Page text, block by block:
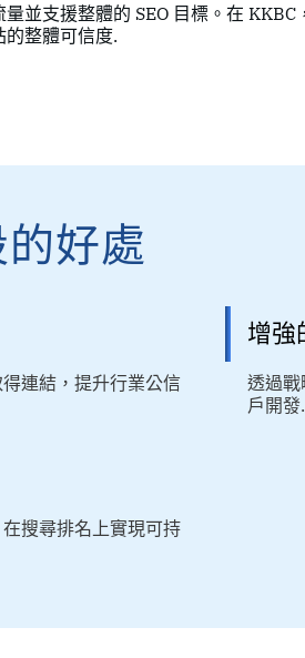
量並支援整體的 SEO 目標。在
的整體可信度.
的好處
連結，提升行業公信
增強
透過
戶開發.
搜尋排名上實現可持